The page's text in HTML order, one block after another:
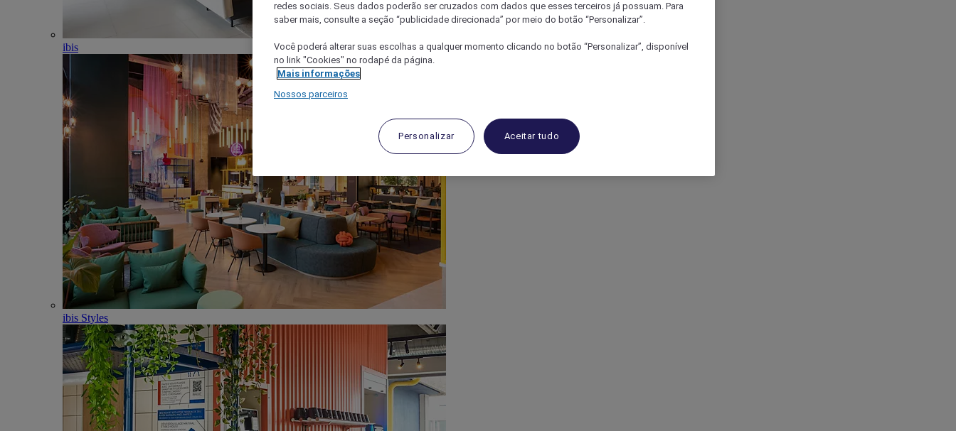
ibis
ibis Styles
redes sociais. Seus dados poderão ser cruzados com dados que esses terceiros já possuam. Para
saber mais, consulte a seção “publicidade direcionada” por meio do botão “Personalizar”.
Você poderá alterar suas escolhas a qualquer momento clicando no botão “Personalizar”, disponível
no link "Cookies" no rodapé da página.
Mais informações
Nossos parceiros
Personalizar Aceitar tudo